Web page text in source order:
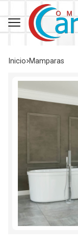
Inicio mamparas